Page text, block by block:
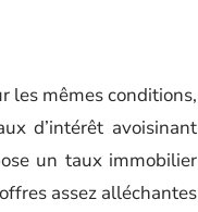
les mêmes conditions,
d’intérêt avoisinant
un taux immobilier
assez alléchantes